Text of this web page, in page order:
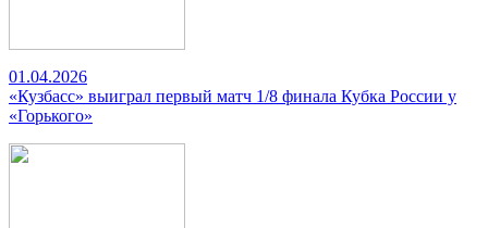
01.04.2026
«Кузбасс» выиграл первый матч 1/8 финала Кубка России у
«Горького»